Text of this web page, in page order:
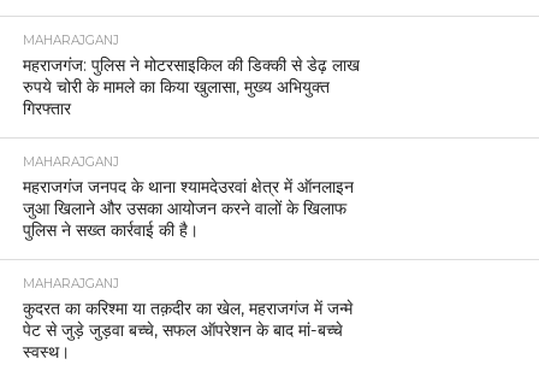
MAHARAJGANJ
महराजगंज: पुलिस ने मोटरसाइकिल की डिक्की से डेढ़ लाख
रुपये चोरी के मामले का किया खुलासा, मुख्य अभियुक्त
गिरफ्तार
MAHARAJGANJ
महराजगंज जनपद के थाना श्यामदेउरवां क्षेत्र में ऑनलाइन
जुआ खिलाने और उसका आयोजन करने वालों के खिलाफ
पुलिस ने सख्त कार्रवाई की है।
MAHARAJGANJ
कुदरत का करिश्मा या तक़दीर का खेल, महराजगंज में जन्मे
पेट से जुड़े जुड़वा बच्चे, सफल ऑपरेशन के बाद मां-बच्चे
स्वस्थ।